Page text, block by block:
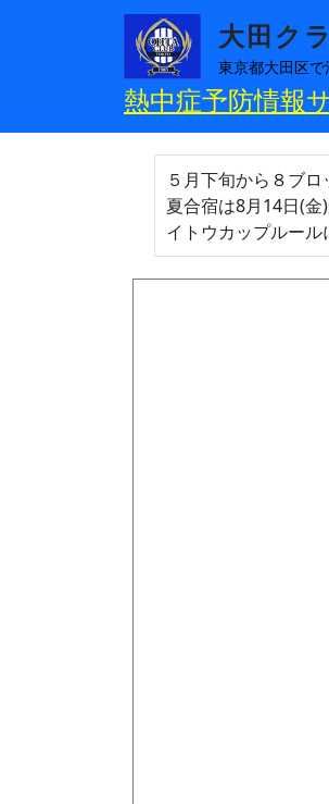
メインコンテンツに移動
大田ク
東京都大田区で
熱中症予防情報
５月下旬から８ブロ
夏合宿は8月14日(金
イトウカップルール